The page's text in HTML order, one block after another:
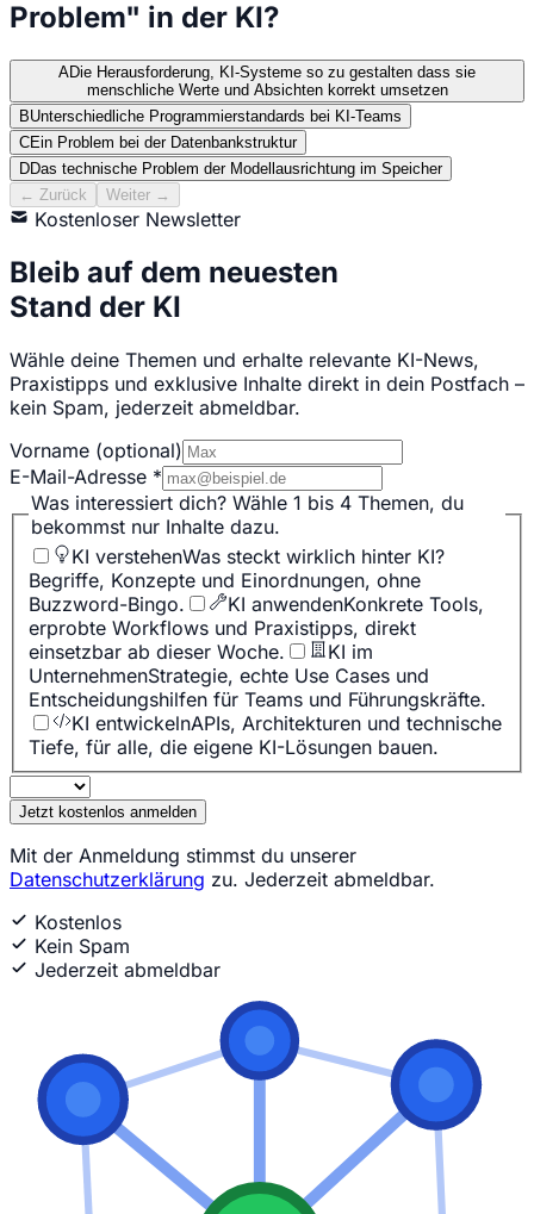
Problem" in der KI?
ADie Herausforderung, KI-Systeme so zu gestalten dass sie
menschliche Werte und Absichten korrekt umsetzen
BUnterschiedliche Programmierstandards bei KI-Teams
CEin Problem bei der Datenbankstruktur
DDas technische Problem der Modellausrichtung im Speicher
← Zurück
Weiter →
Kostenloser Newsletter
Bleib auf dem neuesten
Stand der KI
Wähle deine Themen und erhalte relevante KI-News,
Praxistipps und exklusive Inhalte direkt in dein Postfach –
kein Spam, jederzeit abmeldbar.
Vorname (optional)
E-Mail-Adresse *
Was interessiert dich? Wähle 1 bis 4 Themen, du
bekommst nur Inhalte dazu.
KI verstehenWas steckt wirklich hinter KI?
Begriffe, Konzepte und Einordnungen, ohne
Buzzword-Bingo.
KI anwendenKonkrete Tools,
erprobte Workflows und Praxistipps, direkt
einsetzbar ab dieser Woche.
KI im
UnternehmenStrategie, echte Use Cases und
Entscheidungshilfen für Teams und Führungskräfte.
KI entwickelnAPIs, Architekturen und technische
Tiefe, für alle, die eigene KI-Lösungen bauen.
Jetzt kostenlos anmelden
Mit der Anmeldung stimmst du unserer
Datenschutzerklärung zu. Jederzeit abmeldbar.
Kostenlos
Kein Spam
Jederzeit abmeldbar